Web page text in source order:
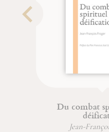
Du combat
déification
Jean-François